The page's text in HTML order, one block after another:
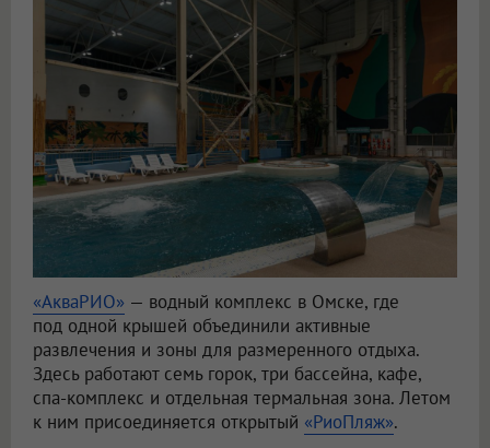
«АкваРИО» — водный комплекс в Омске, где
под одной крышей объединили активные
развлечения и зоны для размеренного отдыха.
Здесь работают семь горок, три бассейна, кафе,
спа-комплекс и отдельная термальная зона. Летом
к ним присоединяется открытый «РиоПляж».